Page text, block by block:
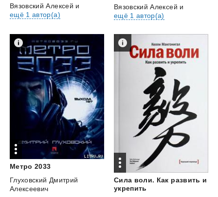
Вязовский Алексей и
ещё 1 автор(а)
Вязовский Алексей и
ещё 1 автор(а)
Метро 2033
Глуховский Дмитрий
Алексеевич
Сила воли. Как развить и
укрепить